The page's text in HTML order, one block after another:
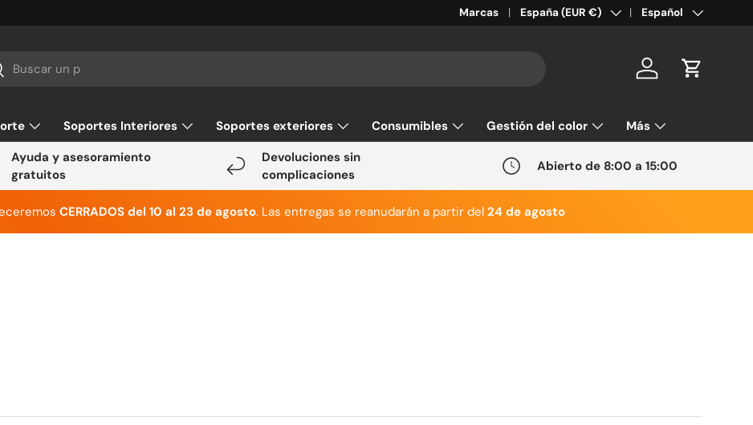
Marcas País/Región
España (EUR €) IdiomaEspañol
Cuenta Carrito
Soportes Interiores Soportes exteriores Consumibles Gestión del color Más
Ayuda y asesoramiento
gratuitos
Devoluciones sin
complicaciones
Abierto de 8:00 a 15:00
CERRADOS del 10 al 23 de agosto. Las entregas se reanudarán a partir del 24 de agosto